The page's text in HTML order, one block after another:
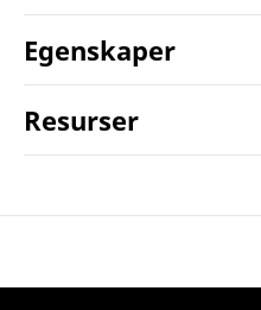
Egenskaper
Resurser